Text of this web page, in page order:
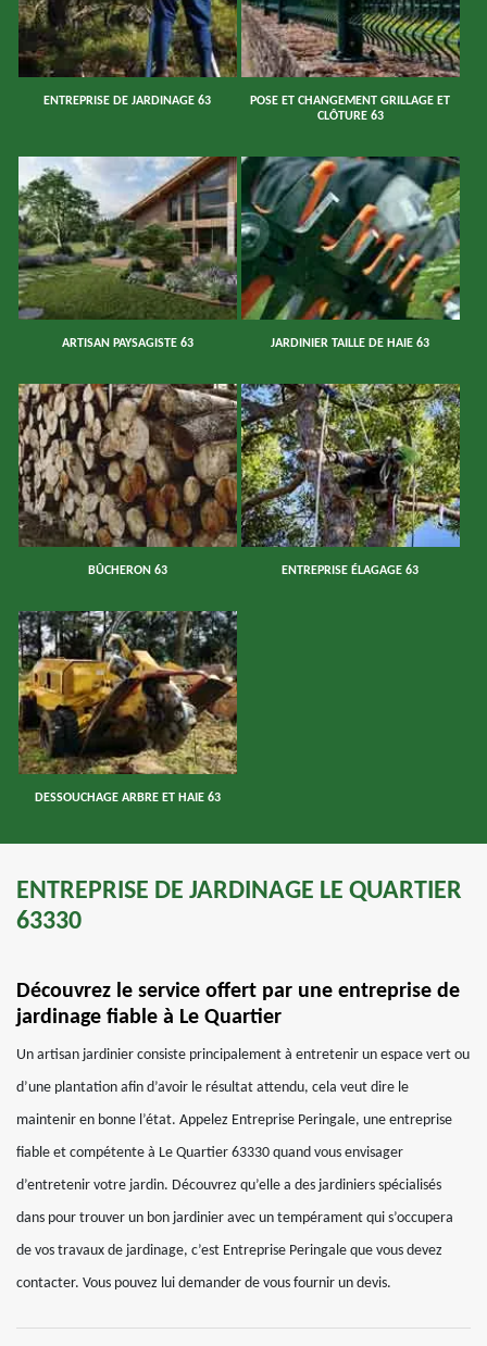
ENTREPRISE DE JARDINAGE 63
POSE ET CHANGEMENT GRILLAGE ET
CLÔTURE 63
ARTISAN PAYSAGISTE 63 JARDINIER TAILLE DE HAIE 63
BÛCHERON 63 ENTREPRISE ÉLAGAGE 63
DESSOUCHAGE ARBRE ET HAIE 63
ENTREPRISE DE JARDINAGE LE QUARTIER
63330
Découvrez le service offert par une entreprise de
jardinage fiable à Le Quartier
Un artisan jardinier consiste principalement à entretenir un espace vert ou
d’une plantation afin d’avoir le résultat attendu, cela veut dire le
maintenir en bonne l’état. Appelez Entreprise Peringale, une entreprise
fiable et compétente à Le Quartier 63330 quand vous envisager
d’entretenir votre jardin. Découvrez qu’elle a des jardiniers spécialisés
dans pour trouver un bon jardinier avec un tempérament qui s’occupera
de vos travaux de jardinage, c’est Entreprise Peringale que vous devez
contacter. Vous pouvez lui demander de vous fournir un devis.